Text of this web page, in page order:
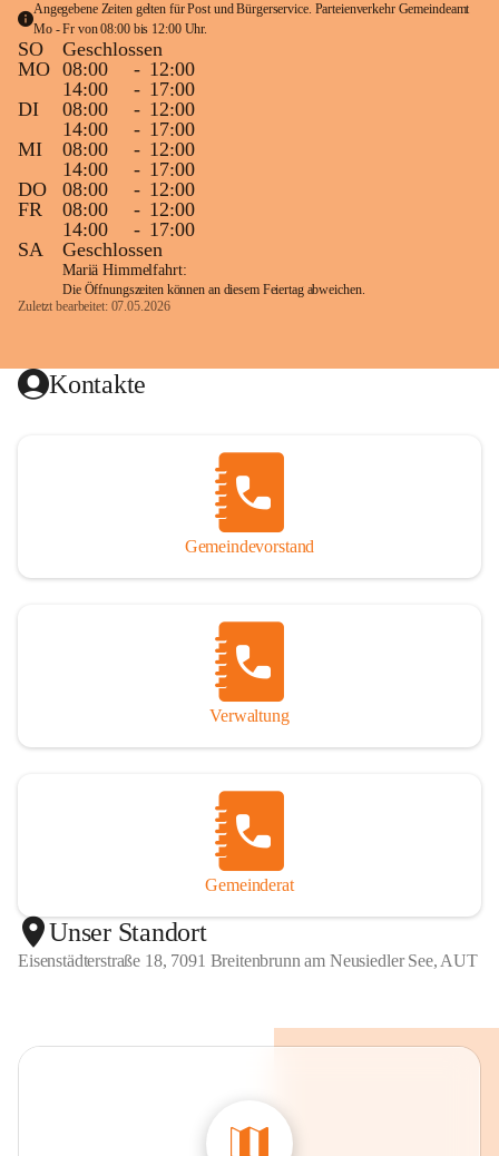
Angegebene Zeiten gelten für Post und Bürgerservice. Parteienverkehr Gemeindeamt
Mo - Fr von 08:00 bis 12:00 Uhr.
SO
Geschlossen
MO 08:00 - 12:00
14:00
- 17:00
DI
08:00 - 12:00
14:00
- 17:00
MI
08:00 - 12:00
14:00
- 17:00
DO
08:00 - 12:00
FR
08:00 - 12:00
14:00
- 17:00
SA
Geschlossen
Mariä Himmelfahrt:
Die Öffnungszeiten können an diesem Feiertag abweichen.
Zuletzt bearbeitet: 07.05.2026
Kontakte
Gemeindevorstand
Verwaltung
Gemeinderat
Unser Standort
Eisenstädterstraße 18, 7091 Breitenbrunn am Neusiedler See, AUT